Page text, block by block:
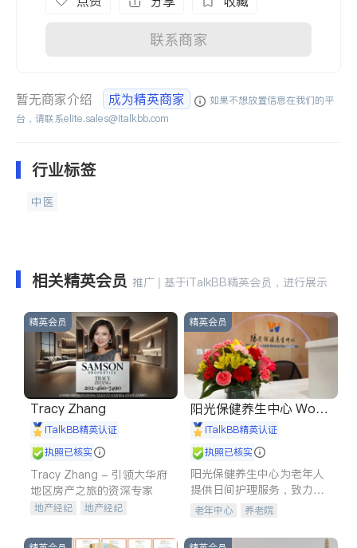
联系商家
暂无商家介绍 成为精英商家
如果不想放置信息在我们的平
台，请联系elite.sales@italkbb.com
行业标签
中医
相关精英会员 推广 | 基于iTalkBB精英会员，进行展示
精英会员
Tracy Zhang
iTalkBB精英认证
执照已核实
Tracy Zhang - 引领大华府
地区房产之旅的资深专家
地产经纪
地产经纪
商铺租售
开发商建商
精英会员
阳光保健养生中心 World
shine
iTalkBB精英认证
执照已核实
阳光保健养生中心为老年人
提供日间护理服务，致力于
通过持续的护理创新来有效
老年中心 养老院